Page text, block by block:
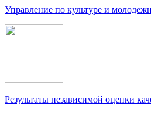
Управление по культуре и
Результаты независимой оценки